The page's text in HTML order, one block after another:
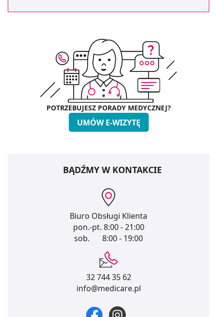
POTRZEBUJESZ PORADY MEDYCZNEJ?
UMÓW E-WIZYTĘ
BĄDŹMY W KONTAKCIE
Biuro Obsługi Klienta
pon.-pt. 8:00 - 21:00
sob.
8:00 - 19:00
32 744 35 62
info@medicare.pl